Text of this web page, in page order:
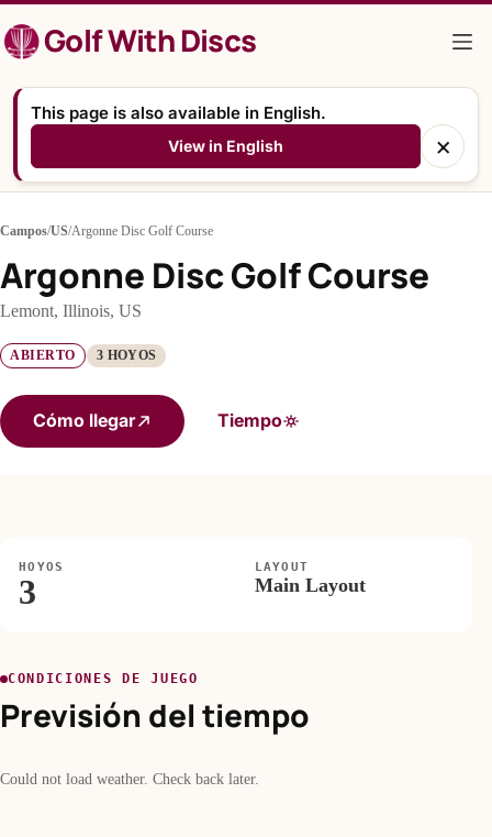
al
contenidoGolf With Discs
This page is also available in English.
View in English ×
Campos/US/Argonne Disc Golf Course
Argonne Disc Golf Course
Lemont, Illinois, US
ABIERTO 3 HOYOS
Cómo llegar Tiempo
HOYOS
3
LAYOUT
Main Layout
CONDICIONES DE JUEGO
Previsión del tiempo
Could not load weather. Check back later.